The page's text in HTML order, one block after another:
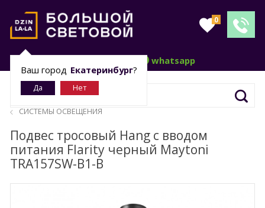
0
Ваш город Екатеринбург?
whatsapp
СИСТЕМЫ ОСВЕЩЕНИЯ
Подвес тросовый Hang с вводом
питания Flarity черный Maytoni
TRA157SW-B1-B